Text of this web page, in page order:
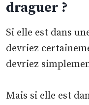
draguer ?
Si elle est dans
devriez
devriez
Mais si elle est